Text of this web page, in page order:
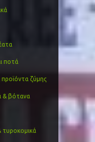
ποτά
προϊόντα ζύμης
& βότανα
τυροκομικά